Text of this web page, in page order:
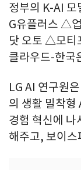
정부의 K-AI
G유플러스 △
닷 오토 △모티
클라우드-한국
LG AI 연구원
의 생활 밀착
경험 혁신에 나
해주고, 보이스